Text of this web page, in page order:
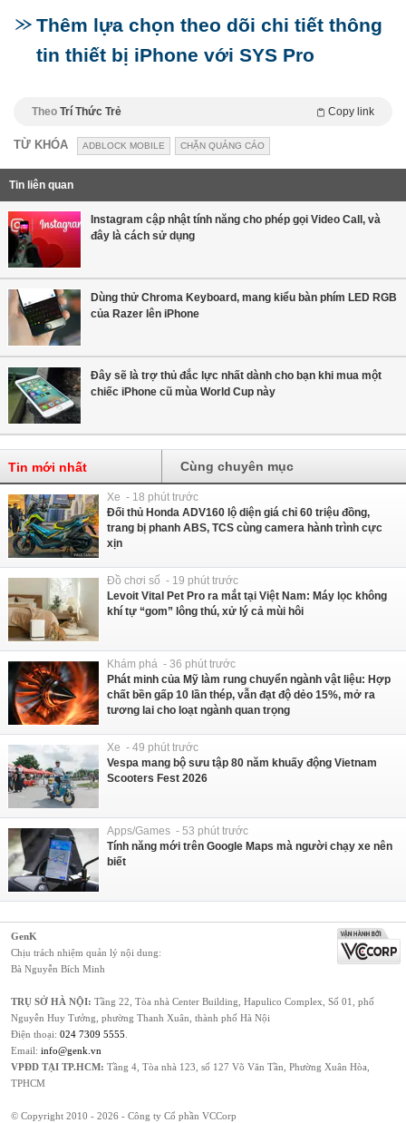
Thêm lựa chọn theo dõi chi tiết thông
tin thiết bị iPhone với SYS Pro
Theo Trí Thức Trẻ Copy link
TỪ KHÓA ADBLOCK MOBILE CHẶN QUẢNG CÁO
Tin liên quan
Instagram cập nhật tính năng cho phép gọi Video Call, và
đây là cách sử dụng
Dùng thử Chroma Keyboard, mang kiểu bàn phím LED RGB
của Razer lên iPhone
Đây sẽ là trợ thủ đắc lực nhất dành cho bạn khi mua một
chiếc iPhone cũ mùa World Cup này
Tin mới nhất Cùng chuyên mục
Xe - 18 phút trước
Đối thủ Honda ADV160 lộ diện giá chỉ 60 triệu đồng,
trang bị phanh ABS, TCS cùng camera hành trình cực
xịn
Đồ chơi số - 19 phút trước
Levoit Vital Pet Pro ra mắt tại Việt Nam: Máy lọc không
khí tự “gom” lông thú, xử lý cả mùi hôi
Khám phá - 36 phút trước
Phát minh của Mỹ làm rung chuyển ngành vật liệu: Hợp
chất bền gấp 10 lần thép, vẫn đạt độ dẻo 15%, mở ra
tương lai cho loạt ngành quan trọng
Xe - 49 phút trước
Vespa mang bộ sưu tập 80 năm khuấy động Vietnam
Scooters Fest 2026
Apps/Games - 53 phút trước
Tính năng mới trên Google Maps mà người chạy xe nên
biết
GenK
Chịu trách nhiệm quản lý nội dung:
Bà Nguyễn Bích Minh
TRỤ SỞ HÀ NỘI: Tầng 22, Tòa nhà Center Building, Hapulico Complex, Số 01, phố
Nguyễn Huy Tưởng, phường Thanh Xuân, thành phố Hà Nội
Điện thoại: 024 7309 5555
Email: info@genk.vn
VPĐD TẠI TP.HCM: Tầng 4, Tòa nhà 123, số 127 Võ Văn Tần, Phường Xuân Hòa,
TPHCM
© Copyright 2010 - 2026 - Công ty Cổ phần VCCorp